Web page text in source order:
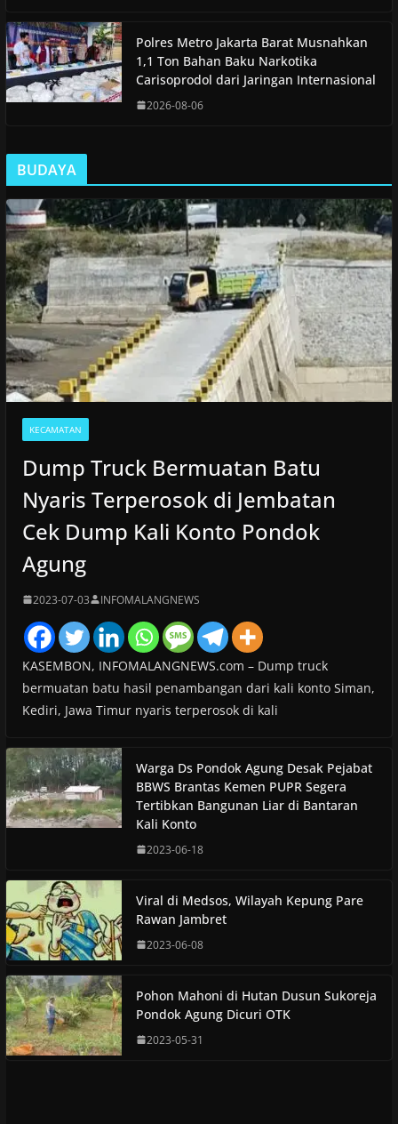
Polres Metro Jakarta Barat Musnahkan
1,1 Ton Bahan Baku Narkotika
Carisoprodol dari Jaringan Internasional
2026-08-06
BUDAYA
KECAMATAN
Dump Truck Bermuatan Batu
Nyaris Terperosok di Jembatan
Cek Dump Kali Konto Pondok
Agung
2023-07-03 INFOMALANGNEWS
KASEMBON, INFOMALANGNEWS.com – Dump truck
bermuatan batu hasil penambangan dari kali konto Siman,
Kediri, Jawa Timur nyaris terperosok di kali
Warga Ds Pondok Agung Desak Pejabat
BBWS Brantas Kemen PUPR Segera
Tertibkan Bangunan Liar di Bantaran
Kali Konto
2023-06-18
Viral di Medsos, Wilayah Kepung Pare
Rawan Jambret
2023-06-08
Pohon Mahoni di Hutan Dusun Sukoreja
Pondok Agung Dicuri OTK
2023-05-31